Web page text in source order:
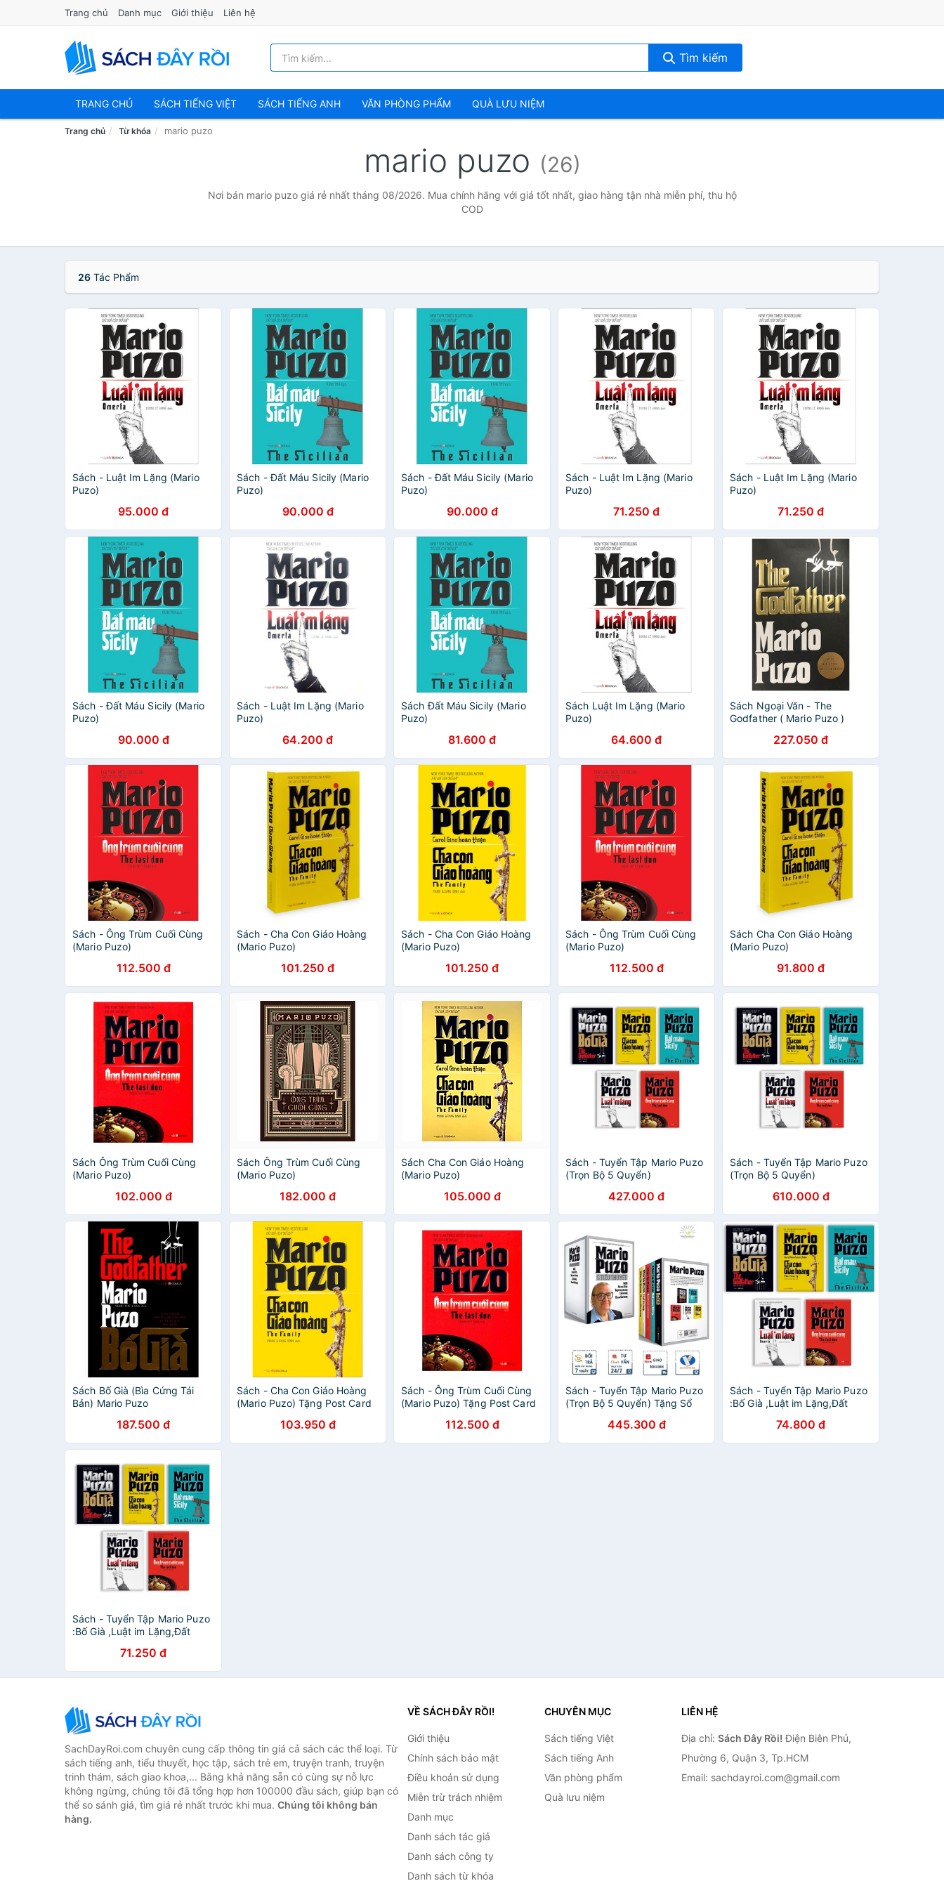
Trang chủ Danh mục Giới thiệu Liên hệ
Tìm kiếm
TRANG CHỦ SÁCH TIẾNG VIỆT SÁCH TIẾNG ANH VĂN PHÒNG PHẨM QUÀ LƯU NIỆM
Trang chủ Từ khóa mario puzo
mario puzo (26)
Nơi bán mario puzo giá rẻ nhất tháng 08/2026. Mua chính hãng với giá tốt nhất, giao hàng tận nhà miễn phí, thu hộ
COD
26 Tác Phẩm
Sách - Luật Im Lặng (Mario
Puzo)
95.000 đ
Sách - Đất Máu Sicily (Mario
Puzo)
90.000 đ
Sách - Đất Máu Sicily (Mario
Puzo)
90.000 đ
Sách - Luật Im Lặng (Mario
Puzo)
71.250 đ
Sách - Luật Im Lặng (Mario
Puzo)
71.250 đ
Sách - Đất Máu Sicily (Mario
Puzo)
90.000 đ
Sách - Luật Im Lặng (Mario
Puzo)
64.200 đ
Sách Đất Máu Sicily (Mario
Puzo)
81.600 đ
Sách Luật Im Lặng (Mario
Puzo)
64.600 đ
Sách Ngoại Văn - The
Godfather ( Mario Puzo )
227.050 đ
Sách - Ông Trùm Cuối Cùng
(Mario Puzo)
112.500 đ
Sách - Cha Con Giáo Hoàng
(Mario Puzo)
101.250 đ
Sách - Cha Con Giáo Hoàng
(Mario Puzo)
101.250 đ
Sách - Ông Trùm Cuối Cùng
(Mario Puzo)
112.500 đ
Sách Cha Con Giáo Hoàng
(Mario Puzo)
91.800 đ
Sách Ông Trùm Cuối Cùng
(Mario Puzo)
102.000 đ
Sách Ông Trùm Cuối Cùng
(Mario Puzo)
182.000 đ
Sách Cha Con Giáo Hoàng
(Mario Puzo)
105.000 đ
Sách - Tuyển Tập Mario Puzo
(Trọn Bộ 5 Quyển)
427.000 đ
Sách - Tuyển Tập Mario Puzo
(Trọn Bộ 5 Quyển)
610.000 đ
Sách Bố Già (Bìa Cứng Tái
Bản) Mario Puzo
187.500 đ
Sách - Cha Con Giáo Hoàng
(Mario Puzo) Tặng Post Card
103.950 đ
Sách - Ông Trùm Cuối Cùng
(Mario Puzo) Tặng Post Card
112.500 đ
Sách - Tuyển Tập Mario Puzo
(Trọn Bộ 5 Quyển) Tặng Sổ
445.300 đ
Sách - Tuyển Tập Mario Puzo
:Bố Già ,Luật im Lặng,Đất
Hoàng,Ông Trùm Cuối
Cùng(Combo,lẻ Tủy Chon)
74.800 đ
Sách - Tuyển Tập Mario Puzo
:Bố Già ,Luật im Lặng,Đất
Hoàng,Ông Trùm Cuối
Cùng(Combo,lẻ Tủy Chon)
71.250 đ
SachDayRoi.com chuyên cung cấp thông tin giá cả sách các thể loại. Từ
sách tiếng anh, tiểu thuyết, học tập, sách trẻ em, truyện tranh, truyện
trinh thám, sách giao khoa,... Bằng khả năng sẵn có cùng sự nỗ lực
không ngừng, chúng tôi đã tổng hợp hơn 100000 đầu sách, giúp bạn có
thể so sánh giá, tìm giá rẻ nhất trước khi mua. Chúng tôi không bán
hàng.
VỀ SÁCH ĐÂY RỒI!
Giới thiệu
Chính sách bảo mật
Điều khoản sử dụng
Miễn trừ trách nhiệm
Danh mục
Danh sách tác giả
Danh sách công ty
Danh sách từ khóa
CHUYÊN MỤC
Sách tiếng Việt
Sách tiếng Anh
Văn phòng phẩm
Quà lưu niệm
LIÊN HỆ
Địa chỉ: Sách Đây Rồi! Điện Biên Phủ,
Phường 6, Quận 3, Tp.HCM
Email: sachdayroi.com@gmail.com